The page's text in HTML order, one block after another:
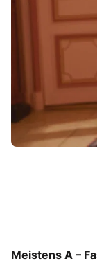
Meistens A –